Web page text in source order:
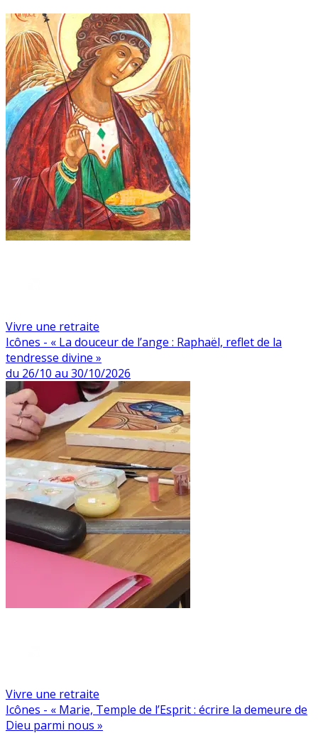
Vivre une retraite
Icônes - « La douceur de l’ange : Raphaël, reflet de la
tendresse divine »
du 26/10 au 30/10/2026
Vivre une retraite
Icônes - « Marie, Temple de l’Esprit : écrire la demeure de
Dieu parmi nous »